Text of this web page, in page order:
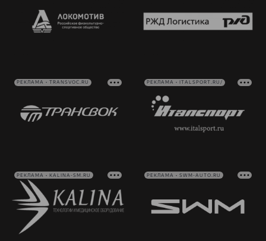
РЕКЛАМА • TRANSVOC.RU РЕКЛАМА • ITALSPORT.RU/
РЕКЛАМА • KALINA-SM.RU РЕКЛАМА • SWM-AUTO.RU